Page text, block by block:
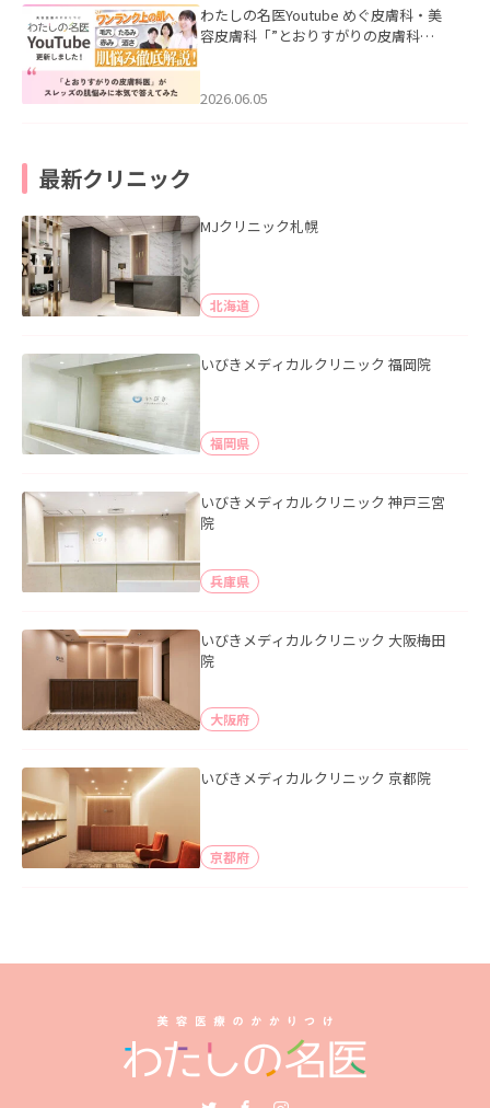
わたしの名医Youtube めぐ皮膚科・美
容皮膚科「”とおりすがりの皮膚科
2026.06.05
最新クリニック
MJクリニック札幌
北海道
いびきメディカルクリニック 福岡院
福岡県
いびきメディカルクリニック 神戸三宮
院
兵庫県
いびきメディカルクリニック 大阪梅田
院
大阪府
いびきメディカルクリニック 京都院
京都府